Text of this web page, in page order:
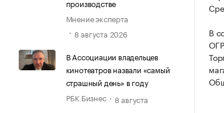
производстве
Мнение эксперта
8 августа 2026
В Ассоциации владельцев
кинотеатров назвали «самый
страшный день» в году
РБК Бизнес
8 августа
В